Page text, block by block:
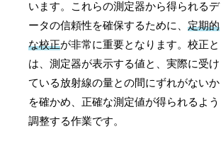
います。これらの測定器から得られるデ
ータの信頼性を確保するために、定期的
な校正が非常に重要となります。校正と
は、測定器が表示する値と、実際に受け
ている放射線の量との間にずれがないか
を確かめ、正確な測定値が得られるよう
調整する作業です。